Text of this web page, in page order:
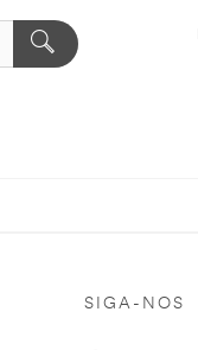
SIGA-NOS